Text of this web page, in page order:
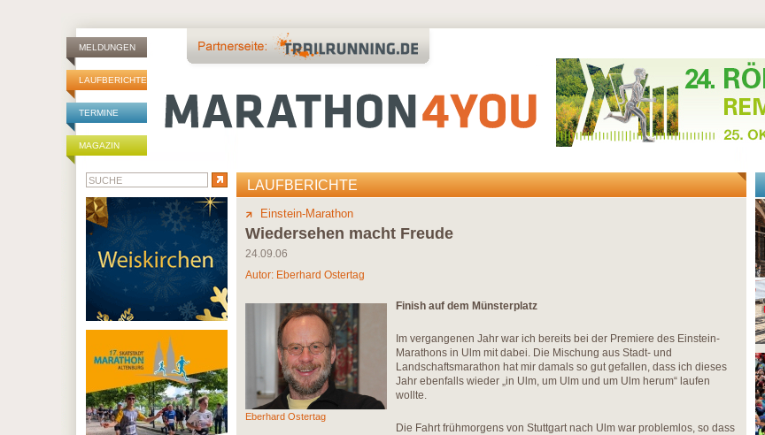
MELDUNGEN
LAUFBERICHTE
TERMINE
MAGAZIN
LAUFBERICHTE
Einstein-Marathon
Wiedersehen macht Freude
24.09.06
Autor: Eberhard Ostertag
Eberhard Ostertag
Finish auf dem Münsterplatz
Im vergangenen Jahr war ich bereits bei der Premiere des Einstein-
Marathons in Ulm mit dabei. Die Mischung aus Stadt- und
Landschaftsmarathon hat mir damals so gut gefallen, dass ich dieses
Jahr ebenfalls wieder „in Ulm, um Ulm und um Ulm herum“ laufen
wollte.
Die Fahrt frühmorgens von Stuttgart nach Ulm war problemlos, so dass